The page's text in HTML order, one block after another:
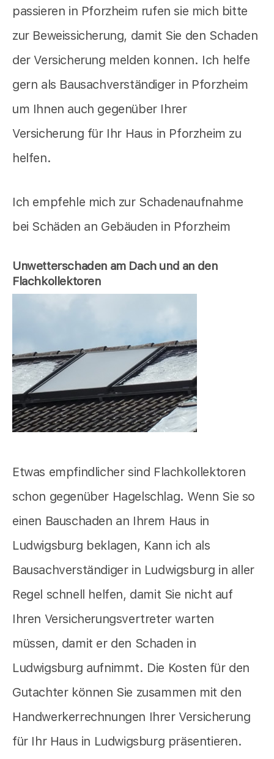
passieren in Pforzheim rufen sie mich bitte
zur Beweissicherung, damit Sie den Schaden
der Versicherung melden konnen. Ich helfe
gern als Bausachverständiger in Pforzheim
um Ihnen auch gegenüber Ihrer
Versicherung für Ihr Haus in Pforzheim zu
helfen.
Ich empfehle mich zur Schadenaufnahme
bei Schäden an Gebäuden in Pforzheim
Unwetterschaden am Dach und an den
Flachkollektoren
Etwas empfindlicher sind Flachkollektoren
schon gegenüber Hagelschlag. Wenn Sie so
einen Bauschaden an Ihrem Haus in
Ludwigsburg beklagen, Kann ich als
Bausachverständiger in Ludwigsburg in aller
Regel schnell helfen, damit Sie nicht auf
Ihren Versicherungsvertreter warten
müssen, damit er den Schaden in
Ludwigsburg aufnimmt. Die Kosten für den
Gutachter können Sie zusammen mit den
Handwerkerrechnungen Ihrer Versicherung
für Ihr Haus in Ludwigsburg präsentieren.